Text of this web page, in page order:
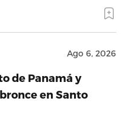
Ago 6, 2026
de Panamá y
en Santo